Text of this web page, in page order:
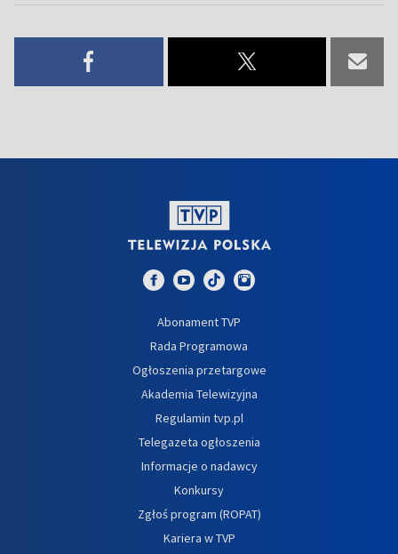
Abonament TVP
Rada Programowa
Ogłoszenia przetargowe
Akademia Telewizyjna
Regulamin tvp.pl
Telegazeta ogłoszenia
Informacje o nadawcy
Konkursy
Zgłoś program (ROPAT)
Kariera w TVP